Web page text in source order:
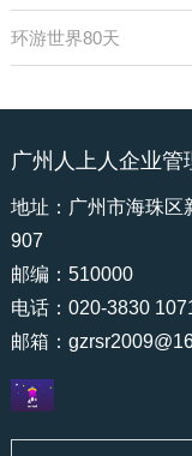
环游世界80天
广州人上人企业管
地址：广州市海珠区
907
邮编：510000
电话：020-3830
邮箱：